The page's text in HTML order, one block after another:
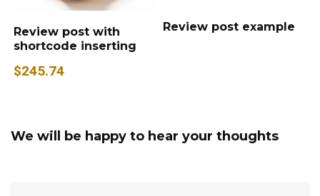
Review post with
shortcode inserting
$245.74
Review post example
We will be happy to hear your thoughts